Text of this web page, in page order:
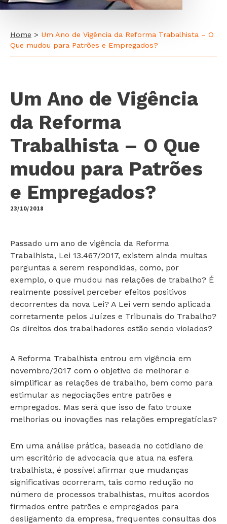
Home > Um Ano de Vigência da Reforma Trabalhista – O
Que mudou para Patrões e Empregados?
Um Ano de Vigência
da Reforma
Trabalhista – O Que
mudou para Patrões
e Empregados?
23/10/2018
Passado um ano de vigência da Reforma
Trabalhista, Lei 13.467/2017, existem ainda muitas
perguntas a serem respondidas, como, por
exemplo, o que mudou nas relações de trabalho? É
realmente possível perceber efeitos positivos
decorrentes da nova Lei? A Lei vem sendo aplicada
corretamente pelos Juízes e Tribunais do Trabalho?
Os direitos dos trabalhadores estão sendo violados?
A Reforma Trabalhista entrou em vigência em
novembro/2017 com o objetivo de melhorar e
simplificar as relações de trabalho, bem como para
estimular as negociações entre patrões e
empregados. Mas será que isso de fato trouxe
melhorias ou inovações nas relações empregatícias?
Em uma análise prática, baseada no cotidiano de
um escritório de advocacia que atua na esfera
trabalhista, é possível afirmar que mudanças
significativas ocorreram, tais como redução no
número de processos trabalhistas, muitos acordos
firmados entre patrões e empregados para
desligamento da empresa, frequentes consultas dos